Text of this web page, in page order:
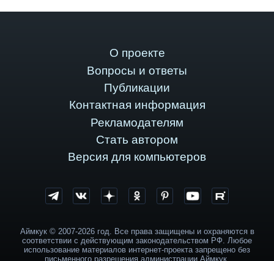
О проекте
Вопросы и ответы
Публикации
Контактная информация
Рекламодателям
Стать автором
Версия для компьютеров
Аймкук © 2007-2026 год. Все права защищены и охраняются в
соответствии с действующим законодательством РФ. Любое
использование материалов интернет-проекта запрещено без
письменного разрешения администрации Аймкук.